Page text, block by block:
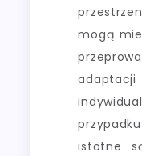
mogą
istotne